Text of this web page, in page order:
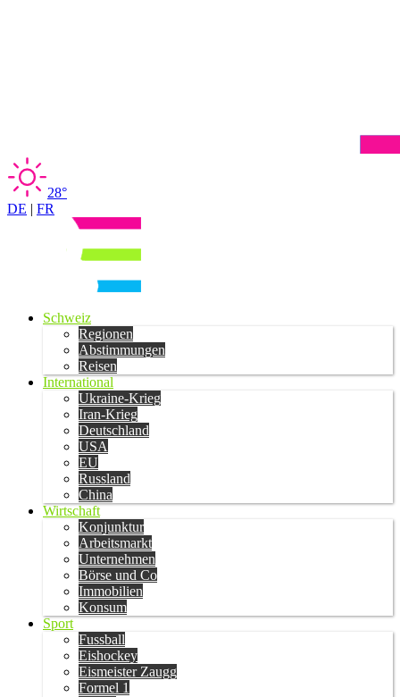
28°
DE | FR
Schweiz
Regionen
Abstimmungen
Reisen
International
Ukraine-Krieg
Iran-Krieg
Deutschland
USA
EU
Russland
China
Wirtschaft
Konjunktur
Arbeitsmarkt
Unternehmen
Börse und Co
Immobilien
Konsum
Sport
Fussball
Eishockey
Eismeister Zaugg
Formel 1